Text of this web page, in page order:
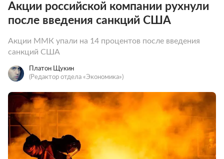
Акции российской компании рухнули
после введения санкций США
Акции ММК упали на 14 процентов после введения
санкций США
Платон Щукин
(Редактор отдела «Экономика»)